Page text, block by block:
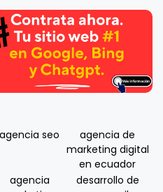
agencia seo
agencia de
marketing digital
en ecuador
agencia
desarrollo de